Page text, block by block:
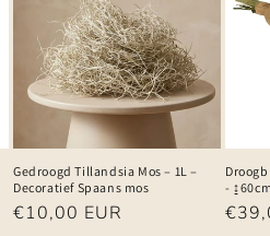
Gedroogd Tillandsia Mos – 1L –
Decoratief Spaans mos
Normale
€10,00 EUR
-